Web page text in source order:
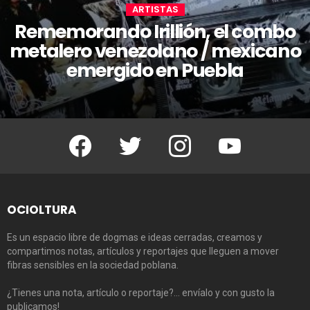
ARTISTAS
Rememorando Irillión, el combo
metalero venezolano / mexicano
emergido en Puebla
Facebook Twitter Instagram Youtube
OCIOLTURA
Es un espacio libre de dogmas e ideas cerradas, creamos y
compartimos notas, artículos y reportajes que lleguen a mover
fibras sensibles en la sociedad poblana.
¿Tienes una nota, artículo o reportaje?… envíalo y con gusto la
publicamos!